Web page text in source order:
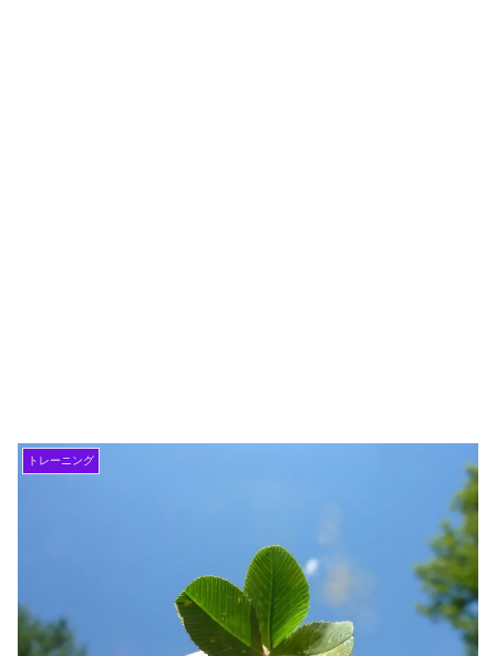
トレーニング